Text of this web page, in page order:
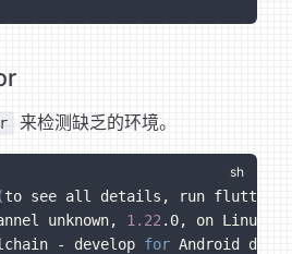
来检测缺乏的环境。
(to see all details, run flutter
unknown, 1.22.0, on Linux,
- develop for Android